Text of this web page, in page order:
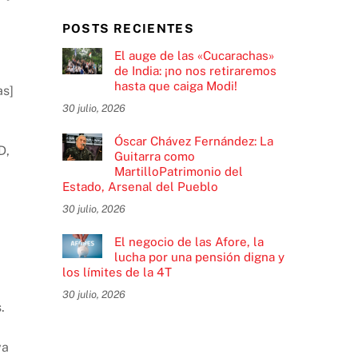
POSTS RECIENTES
El auge de las «Cucarachas»
de India: ¡no nos retiraremos
hasta que caiga Modi!
30 julio, 2026
Óscar Chávez Fernández: La
Guitarra como
MartilloPatrimonio del
Estado, Arsenal del Pueblo
30 julio, 2026
El negocio de las Afore, la
lucha por una pensión digna y
los límites de la 4T
30 julio, 2026